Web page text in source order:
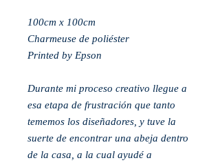
100cm x 100cm
Charmeuse de poliéster
Printed by Epson
Durante mi proceso creativo llegue a
esa etapa de frustración que tanto
tememos los diseñadores, y tuve la
suerte de encontrar una abeja dentro
de la casa, a la cual ayudé a